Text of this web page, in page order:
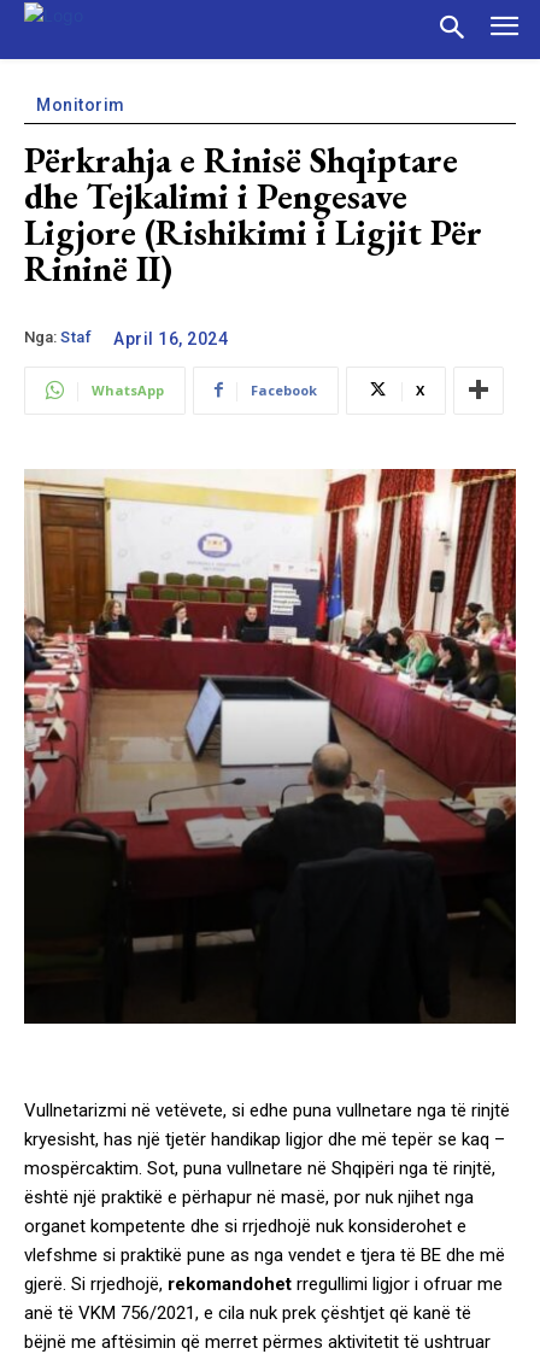
Monitorim
Përkrahja e Rinisë Shqiptare
dhe Tejkalimi i Pengesave
Ligjore (Rishikimi i Ligjit Për
Rininë II)
Nga: Staf April 16, 2024
WhatsApp Facebook X
Vullnetarizmi në vetëvete, si edhe puna vullnetare nga të rinjtë
kryesisht, has një tjetër handikap ligjor dhe më tepër se kaq –
mospërcaktim. Sot, puna vullnetare në Shqipëri nga të rinjtë,
është një praktikë e përhapur në masë, por nuk njihet nga
organet kompetente dhe si rrjedhojë nuk konsiderohet e
vlefshme si praktikë pune as nga vendet e tjera të BE dhe më
gjerë. Si rrjedhojë, rekomandohet rregullimi ligjor i ofruar me
anë të VKM 756/2021, e cila nuk prek çështjet që kanë të
bëjnë me aftësimin që merret përmes aktivitetit të ushtruar